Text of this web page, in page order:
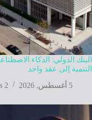
التنمية إلى عقد واحد
5 أغسطس, 2026
2 mins